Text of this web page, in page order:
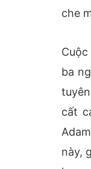
che
ba
cất
này,